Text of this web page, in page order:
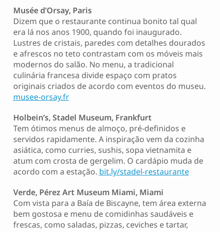
Musée d’Orsay, Paris
Dizem que o restaurante continua bonito tal qual
era lá nos anos 1900, quando foi inaugurado.
Lustres de cristais, paredes com detalhes dourados
e afrescos no teto contrastam com os móveis mais
modernos do salão. No menu, a tradicional
culinária francesa divide espaço com pratos
originais criados de acordo com eventos do museu.
musee-orsay.fr
Holbein’s, Stadel Museum, Frankfurt
Tem ótimos menus de almoço, pré-definidos e
servidos rapidamente. A inspiração vem da cozinha
asiática, como curries, sushis, sopa vietnamita e
atum com crosta de gergelim. O cardápio muda de
acordo com a estação. bit.ly/stadel-restaurante
Verde, Pérez Art Museum Miami, Miami
Com vista para a Baía de Biscayne, tem área externa
bem gostosa e menu de comidinhas saudáveis e
frescas, como saladas, pizzas, ceviches e tartar,